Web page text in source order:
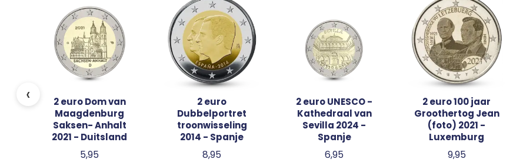
‹
2 euro Dom van
Maagdenburg
Saksen- Anhalt
2021 - Duitsland
5,95
2 euro
Dubbelportret
troonwisseling
2014 - Spanje
8,95
2 euro UNESCO -
Kathedraal van
Sevilla 2024 -
Spanje
6,95
2 euro 100 jaar
Groothertog Jean
(foto) 2021 -
Luxemburg
9,95